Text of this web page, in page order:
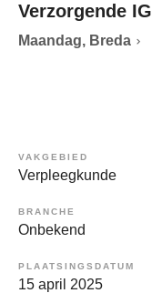
Verzorgende IG
Maandag, Breda
VAKGEBIED
Verpleegkunde
BRANCHE
Onbekend
PLAATSINGSDATUM
15 april 2025